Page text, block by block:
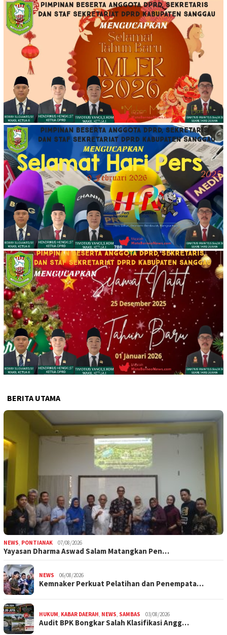
BERITA UTAMA
NEWS PONTIANAK 07/08/2026
Yayasan Dharma Aswad Salam Matangkan Pen…
NEWS 06/08/2026
Kemnaker Perkuat Pelatihan dan Penempata…
HUKUM KABAR DAERAH NEWS SAMBAS 03/08/2026
Audit BPK Bongkar Salah Klasifikasi Angg…